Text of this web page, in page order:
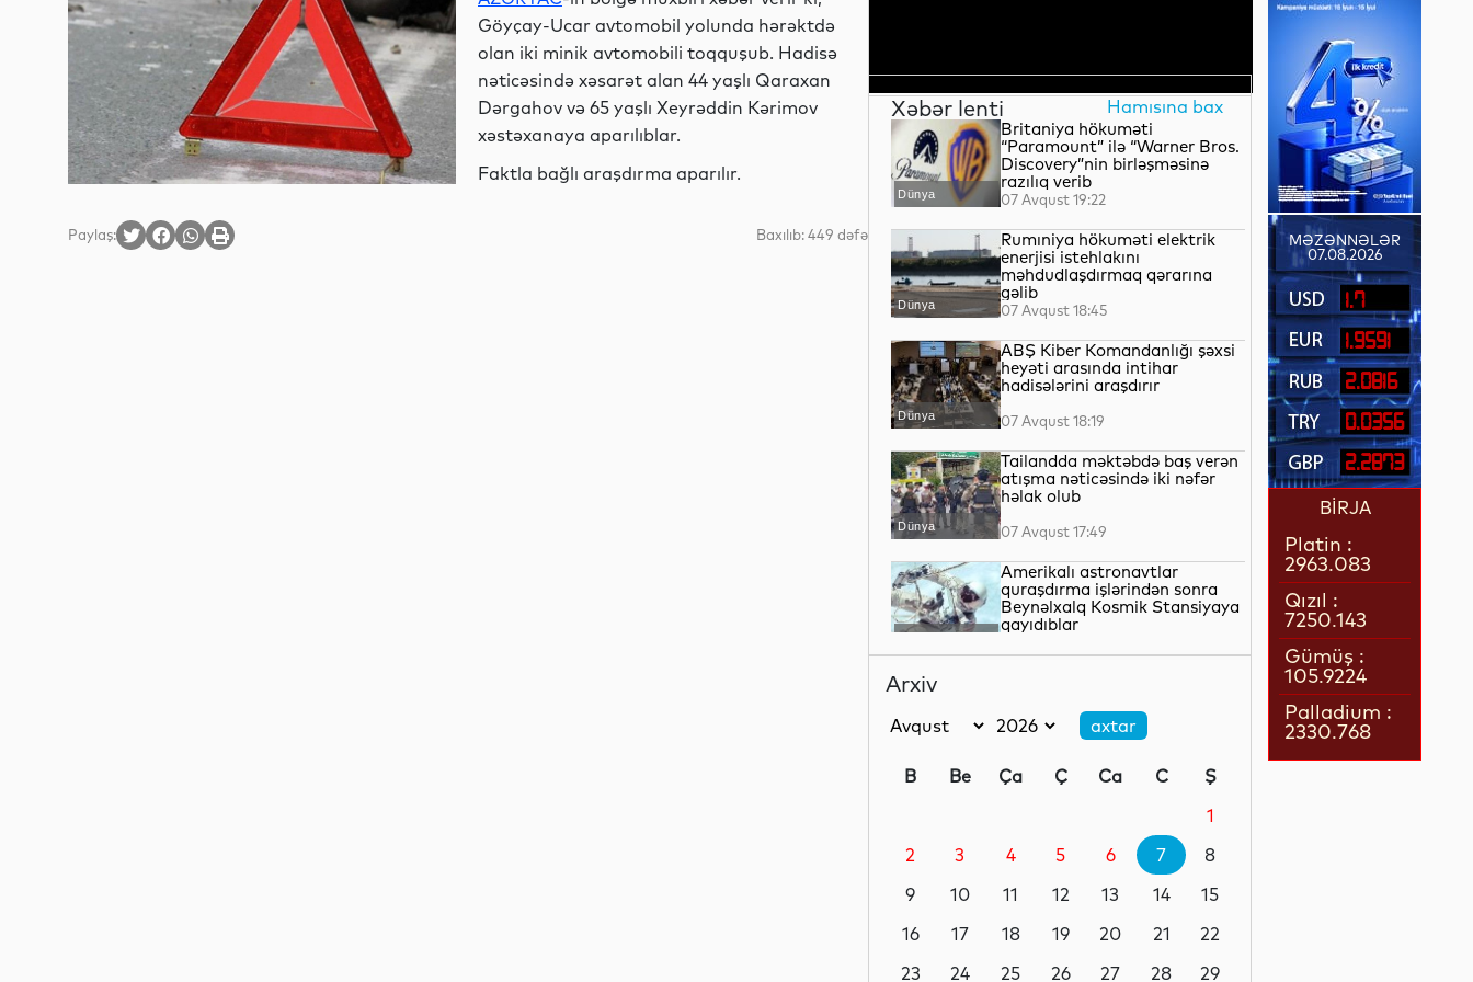
Göyçay-Ucar avtomobil yolunda hərəktdə
olan iki minik avtomobili toqquşub. Hadisə
nəticəsində xəsarət alan 44 yaşlı Qaraxan
Dərgahov və 65 yaşlı Xeyrəddin Kərimov
xəstəxanaya aparılıblar.
Faktla bağlı araşdırma aparılır.
Paylaş: Baxılıb: 449 dəfə
Xəbər lenti Hamısına bax
Dünya
Britaniya hökuməti
“Paramount” ilə “Warner Bros.
Discovery”nin birləşməsinə
razılıq verib
07 Avqust 19:22
Dünya
Rumıniya hökuməti elektrik
enerjisi istehlakını
məhdudlaşdırmaq qərarına
gəlib
07 Avqust 18:45
Dünya
ABŞ Kiber Komandanlığı şəxsi
heyəti arasında intihar
hadisələrini araşdırır
07 Avqust 18:19
Dünya
Tailandda məktəbdə baş verən
atışma nəticəsində iki nəfər
həlak olub
07 Avqust 17:49
Dünya
Amerikalı astronavtlar
quraşdırma işlərindən sonra
Beynəlxalq Kosmik Stansiyaya
qayıdıblar
tətbiqindən imtina etməyə
çağırıb
Dünya
Ərəbistanında mülki şəxslərə
07 Avqust 16:40
Dünya
Almaniyanın Aİ ÜDM-dəki payı
düşüb
07 Avqust 16:23
Arxiv
B Be Ça Ç Ca C
Ş
1
2
3 4 5 6 7
8
9
10 11 12 13 14
15
16
17 18 19 20 21
22
23
24 25 26 27 28
29
MƏZƏNNƏLƏR
07.08.2026
1.7
1.9591
2.0816
0.0356
2.2873
BİRJA
Platin :
2963.083
Qızıl :
7250.143
Gümüş :
105.9224
Palladium :
2330.768